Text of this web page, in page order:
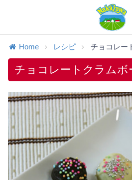
Home レシピ チョコレー
チョコレートクラムボ